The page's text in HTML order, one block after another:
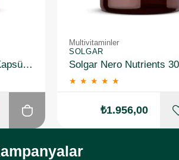
Solgar Nero Nutrients 30 Kapsül 2 Adet
Multivitaminler
SOLGAR
★ ★ ★ ★ ★
₺1.956,00